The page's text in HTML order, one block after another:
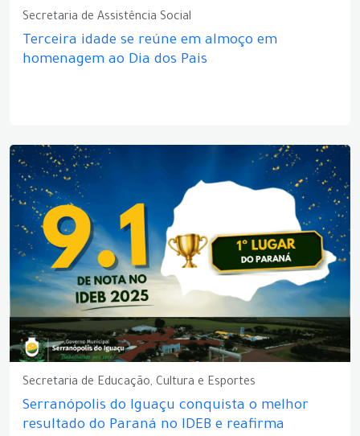
Secretaria de Assistência Social
Terceira idade se reúne em almoço em
homenagem ao Dia dos Pais
Secretaria de Educação, Cultura e Esportes
Serranópolis do Iguaçu conquista o melhor
resultado do Paraná no IDEB e reafirma